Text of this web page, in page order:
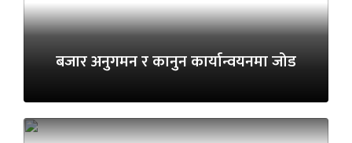
बजार अनुगमन र कानुन कार्यान्वयनमा जोड